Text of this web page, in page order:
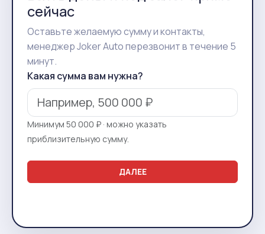
сейчас
Оставьте желаемую сумму и контакты,
менеджер Joker Auto перезвонит в течение 5
минут.
Какая сумма вам нужна?
Минимум 50 000 ₽ · можно указать
приблизительную сумму.
ДАЛЕЕ